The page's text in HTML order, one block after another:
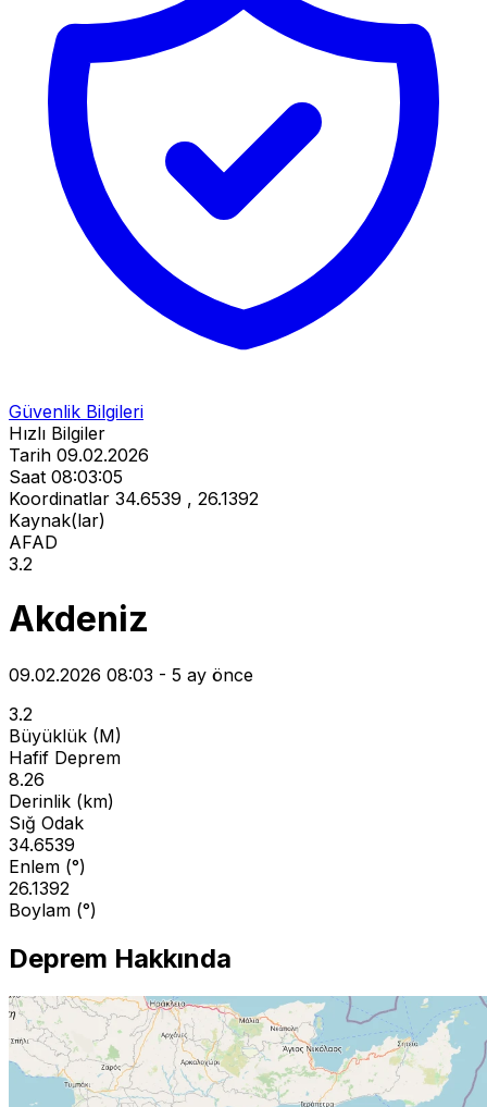
Güvenlik Bilgileri
Hızlı Bilgiler
Tarih 09.02.2026
Saat 08:03:05
Koordinatlar 34.6539 , 26.1392
Kaynak(lar)
AFAD
3.2
Akdeniz
09.02.2026 08:03 - 5 ay önce
3.2
Büyüklük (M)
Hafif Deprem
8.26
Derinlik (km)
Sığ Odak
34.6539
Enlem (°)
26.1392
Boylam (°)
Deprem Hakkında